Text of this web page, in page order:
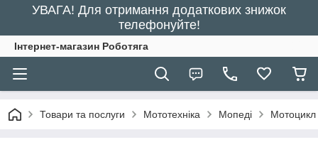
УВАГА! Для отримання додаткових знижок
телефонуйте!
Інтернет-магазин Роботяга
Товари та послуги Мототехніка Мопеді